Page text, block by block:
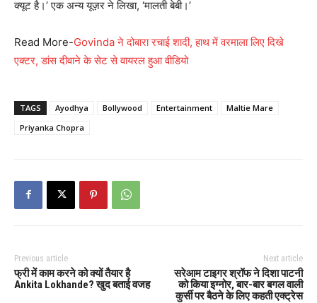
क्यूट है।’ एक अन्य यूज़र ने लिखा, ‘मालती बेबी।’
Read More-Govinda ने दोबारा रचाई शादी, हाथ में वरमाला लिए दिखे
एक्टर, डांस दीवाने के सेट से वायरल हुआ वीडियो
TAGS Ayodhya Bollywood Entertainment
Maltie Mare
Priyanka Chopra
Previous article
फ्री में काम करने को क्यों तैयार है
Ankita Lokhande? खुद बताई वजह
Next article
सरेआम टाइगर श्रॉफ ने दिशा पाटनी
को किया इग्नोर, बार-बार बगल वाली
कुर्सी पर बैठने के लिए कहती एक्ट्रेस